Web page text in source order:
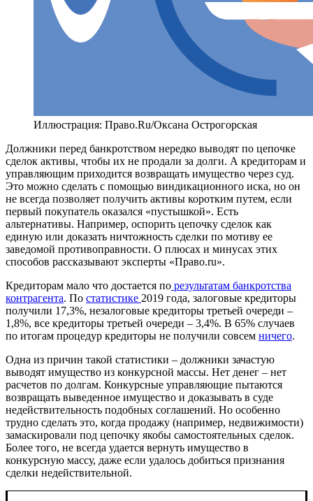
Иллюстрация: Право.Ru/Оксана Острогорская
Должники перед банкротством нередко выводят по цепочке
сделок активы, чтобы их не продали за долги. А кредиторам и
управляющим приходится возвращать имущество через суд.
Это можно сделать с помощью виндикационного иска, но он
не всегда позволяет получить активы коротким путем, если
первый покупатель оказался «пустышкой». Есть
альтернативы. Например, оспорить цепочку сделок как
единую или доказать ничтожность сделки по мотиву ее
заведомой противоправности. О плюсах и минусах этих
способов рассказывают эксперты «Право.ru».
Кредиторам мало что достается по результатам банкротства
контрагента. По статистике 2019 года, залоговые кредиторы
получили 17,3%, незалоговые кредиторы третьей очереди –
1,8%, все кредиторы третьей очереди – 3,4%. В 65% случаев
по итогам процедур кредиторы не получили совсем ничего.
Одна из причин такой статистики – должники зачастую
выводят имущество из конкурсной массы. Нет денег – нет
расчетов по долгам. Конкурсные управляющие пытаются
возвращать выведенное имущество и доказывать в суде
недействительность подобных соглашений. Но особенно
трудно сделать это, когда продажу (например, недвижимости)
замаскировали под цепочку якобы самостоятельных сделок.
Более того, не всегда удается вернуть имущество в
конкурсную массу, даже если удалось добиться признания
сделки недействительной.